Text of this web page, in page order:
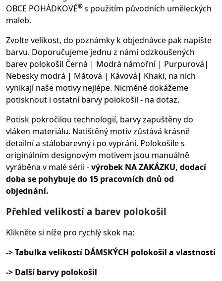
OBCE POHÁDKOVÉ®s použitím původních uměleckých
maleb.
Zvolte velikost, do poznámky k objednávce pak napište
barvu. Doporučujeme jednu z námi odzkoušených
barev polokošil Černá | Modrá námořní | Purpurová|
Nebesky modrá | Mátová | Kávová| Khaki, na nich
vynikají naše motivy nejlépe. Nicméně dokážeme
potisknout i ostatní barvy polokošil - na dotaz.
Potisk pokročilou technologií, barvy zapuštěny do
vláken materiálu. Natištěný motiv zůstává krásně
detailní a stálobarevný i po vyprání. Polokošile s
originálním designovým motivem jsou manuálně
vyráběna v malé sérii -výrobek NA ZAKÁZKU, dodací
doba se pohybuje do 15 pracovních dnů od
objednání.
Přehled velikostí a barev polokošil
Klikněte si níže pro rychlý skok na:
-> Tabulka velikostí DÁMSKÝCH polokošil a vlastnosti
-> Další barvy polokošil